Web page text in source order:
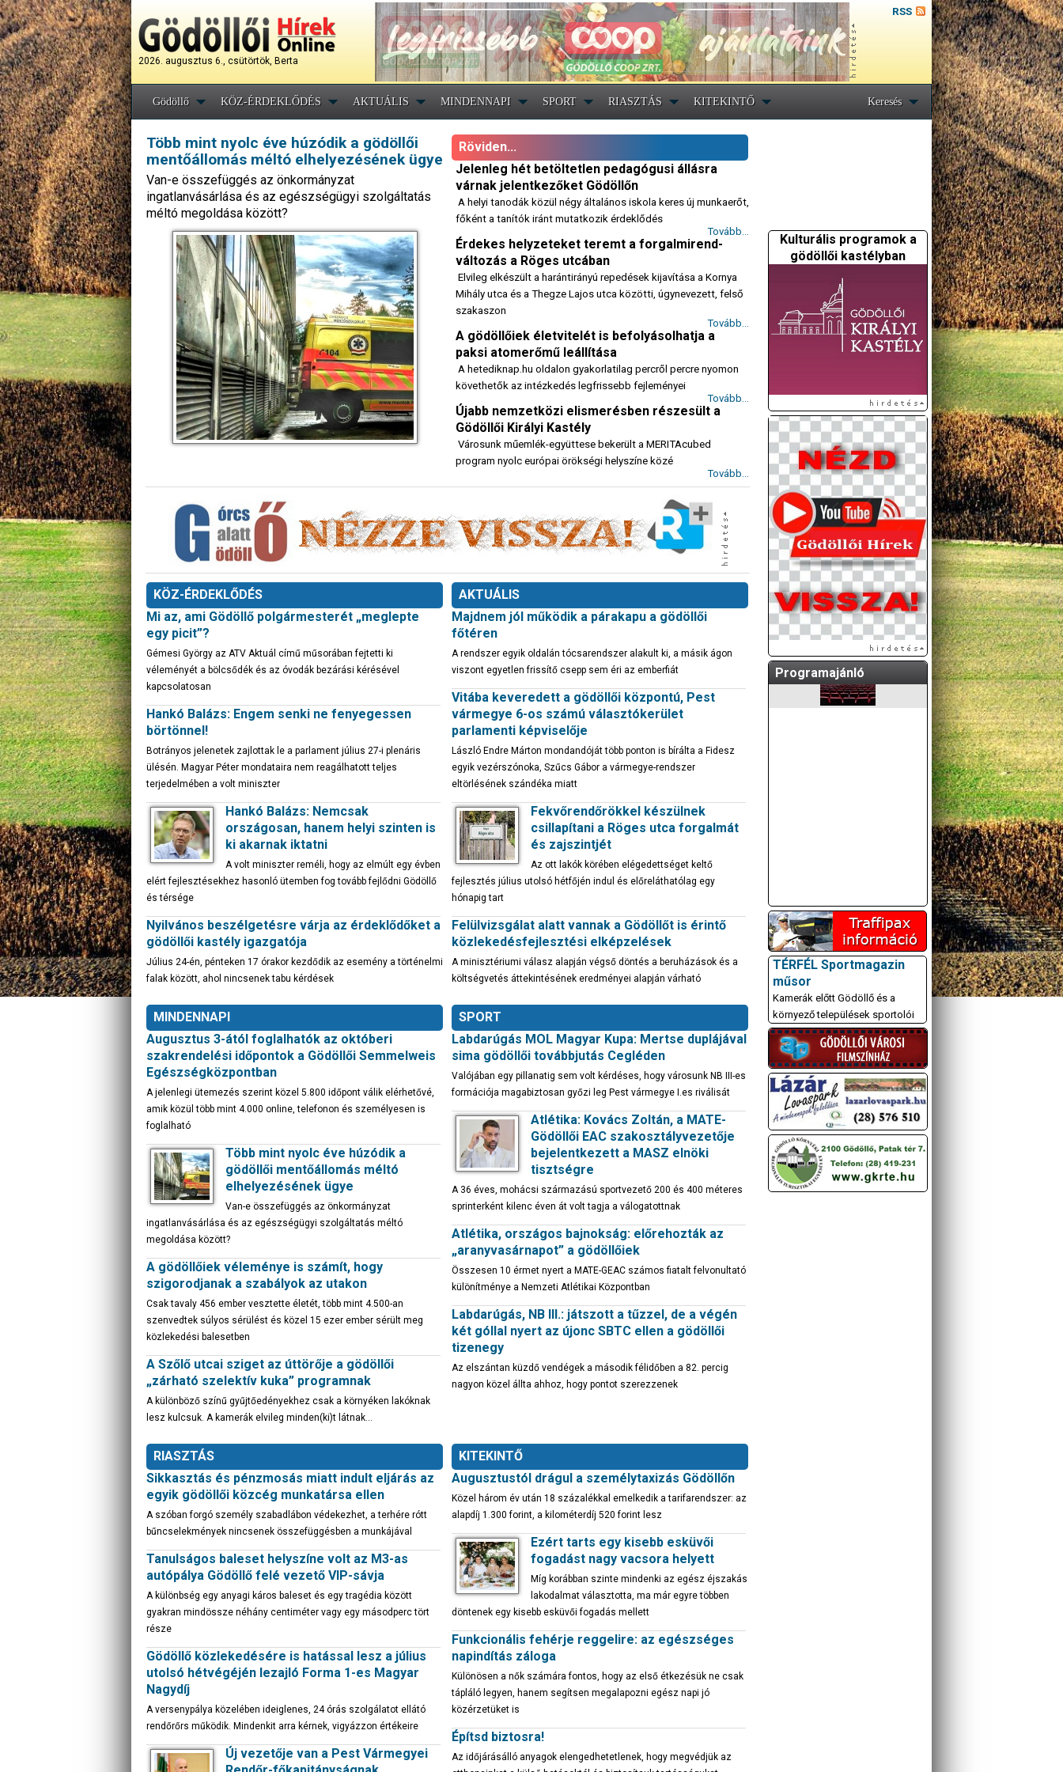
2026. augusztus 6., csütörtök, Berta
RSS
Gödöllő KÖZ-ÉRDEKLŐDÉS AKTUÁLIS MINDENNAPI SPORT RIASZTÁS KITEKINTŐ Keresés
Több mint nyolc éve húzódik a gödöllői
mentőállomás méltó elhelyezésének ügye
Van-e összefüggés az önkormányzat
ingatlanvásárlása és az egészségügyi szolgáltatás
méltó megoldása között?
Röviden...
Jelenleg hét betöltetlen pedagógusi állásra
várnak jelentkezőket Gödöllőn
A helyi tanodák közül négy általános iskola keres új munkaerőt,
főként a tanítók iránt mutatkozik érdeklődés
Tovább...
Érdekes helyzeteket teremt a forgalmirend-
változás a Röges utcában
Elvileg elkészült a harántirányú repedések kijavítása a Kornya
Mihály utca és a Thegze Lajos utca közötti, úgynevezett, felső
szakaszon
Tovább...
A gödöllőiek életvitelét is befolyásolhatja a
paksi atomerőmű leállítása
A hetediknap.hu oldalon gyakorlatilag percről percre nyomon
követhetők az intézkedés legfrissebb fejleményei
Tovább...
Újabb nemzetközi elismerésben részesült a
Gödöllői Királyi Kastély
Városunk műemlék-együttese bekerült a MERITAcubed
program nyolc európai örökségi helyszíne közé
Tovább...
KÖZ-ÉRDEKLŐDÉS
Mi az, ami Gödöllő polgármesterét „meglepte
egy picit”?
Gémesi György az ATV Aktuál című műsorában fejtetti ki
véleményét a bölcsődék és az óvodák bezárási kérésével
kapcsolatosan
Hankó Balázs: Engem senki ne fenyegessen
börtönnel!
Botrányos jelenetek zajlottak le a parlament július 27-i plenáris
ülésén. Magyar Péter mondataira nem reagálhatott teljes
terjedelmében a volt miniszter
Hankó Balázs: Nemcsak
országosan, hanem helyi szinten is
ki akarnak iktatni
A volt miniszter reméli, hogy az elmúlt egy évben
elért fejlesztésekhez hasonló ütemben fog tovább fejlődni Gödöllő
és térsége
Nyilvános beszélgetésre várja az érdeklődőket a
gödöllői kastély igazgatója
Július 24-én, pénteken 17 órakor kezdődik az esemény a történelmi
falak között, ahol nincsenek tabu kérdések
AKTUÁLIS
Majdnem jól működik a párakapu a gödöllői
főtéren
A rendszer egyik oldalán tócsarendszer alakult ki, a másik ágon
viszont egyetlen frissítő csepp sem éri az emberfiát
Vitába keveredett a gödöllői központú, Pest
vármegye 6-os számú választókerület
parlamenti képviselője
László Endre Márton mondandóját több ponton is bírálta a Fidesz
egyik vezérszónoka, Szűcs Gábor a vármegye-rendszer
eltörlésének szándéka miatt
Fekvőrendőrökkel készülnek
csillapítani a Röges utca forgalmát
és zajszintjét
Az ott lakók körében elégedettséget keltő
fejlesztés július utolsó hétfőjén indul és előreláthatólag egy
hónapig tart
Felülvizsgálat alatt vannak a Gödöllőt is érintő
közlekedésfejlesztési elképzelések
A minisztériumi válasz alapján végső döntés a beruházások és a
költségvetés áttekintésének eredményei alapján várható
MINDENNAPI
Augusztus 3-ától foglalhatók az októberi
szakrendelési időpontok a Gödöllői Semmelweis
Egészségközpontban
A jelenlegi ütemezés szerint közel 5.800 időpont válik elérhetővé,
amik közül több mint 4.000 online, telefonon és személyesen is
foglalható
Több mint nyolc éve húzódik a
gödöllői mentőállomás méltó
elhelyezésének ügye
Van-e összefüggés az önkormányzat
ingatlanvásárlása és az egészségügyi szolgáltatás méltó
megoldása között?
A gödöllőiek véleménye is számít, hogy
szigorodjanak a szabályok az utakon
Csak tavaly 456 ember vesztette életét, több mint 4.500-an
szenvedtek súlyos sérülést és közel 15 ezer ember sérült meg
közlekedési balesetben
A Szőlő utcai sziget az úttörője a gödöllői
„zárható szelektív kuka” programnak
A különböző színű gyűjtőedényekhez csak a környéken lakóknak
lesz kulcsuk. A kamerák elvileg minden(ki)t látnak…
SPORT
Labdarúgás MOL Magyar Kupa: Mertse duplájával
sima gödöllői továbbjutás Cegléden
Valójában egy pillanatig sem volt kérdéses, hogy városunk NB III-es
formációja magabiztosan győzi leg Pest vármegye I.es riválisát
Atlétika: Kovács Zoltán, a MATE-
Gödöllői EAC szakosztályvezetője
bejelentkezett a MASZ elnöki
tisztségre
A 36 éves, mohácsi származású sportvezető 200 és 400 méteres
sprinterként kilenc éven át volt tagja a válogatottnak
Atlétika, országos bajnokság: előrehozták az
„aranyvasárnapot” a gödöllőiek
Összesen 10 érmet nyert a MATE-GEAC számos fiatalt felvonultató
különítménye a Nemzeti Atlétikai Központban
Labdarúgás, NB III.: játszott a tűzzel, de a végén
két góllal nyert az újonc SBTC ellen a gödöllői
tizenegy
Az elszántan küzdő vendégek a második félidőben a 82. percig
nagyon közel állta ahhoz, hogy pontot szerezzenek
RIASZTÁS
Sikkasztás és pénzmosás miatt indult eljárás az
egyik gödöllői közcég munkatársa ellen
A szóban forgó személy szabadlábon védekezhet, a terhére rótt
bűncselekmények nincsenek összefüggésben a munkájával
Tanulságos baleset helyszíne volt az M3-as
autópálya Gödöllő felé vezető VIP-sávja
A különbség egy anyagi káros baleset és egy tragédia között
gyakran mindössze néhány centiméter vagy egy másodperc tört
része
Gödöllő közlekedésére is hatással lesz a július
utolsó hétvégéjén lezajló Forma 1-es Magyar
Nagydíj
A versenypálya közelében ideiglenes, 24 órás szolgálatot ellátó
rendőrőrs működik. Mindenkit arra kérnek, vigyázzon értékeire
Új vezetője van a Pest Vármegyei
KITEKINTŐ
Augusztustól drágul a személytaxizás Gödöllőn
Közel három év után 18 százalékkal emelkedik a tarifarendszer: az
alapdíj 1.300 forint, a kilométerdíj 520 forint lesz
Ezért tarts egy kisebb esküvői
fogadást nagy vacsora helyett
Míg korábban szinte mindenki az egész éjszakás
lakodalmat választotta, ma már egyre többen
döntenek egy kisebb esküvői fogadás mellett
Funkcionális fehérje reggelire: az egészséges
napindítás záloga
Különösen a nők számára fontos, hogy az első étkezésük ne csak
tápláló legyen, hanem segítsen megalapozni egész napi jó
közérzetüket is
Építsd biztosra!
Az időjárásálló anyagok elengedhetetlenek, hogy megvédjük az
Kulturális programok a
gödöllői kastélyban
Programajánló
A GÖDÖLLŐI ÉS
KÖRNYÉKBELI
KULTURÁLIS- ÉS
SPORTPROGRAMOKAT
KÖZÖSSÉGI
OLDALUNKON TESSZÜK
KÖZZÉ!
TÉRFÉL Sportmagazin
műsor
Kamerák előtt Gödöllő és a
környező települések sportolói